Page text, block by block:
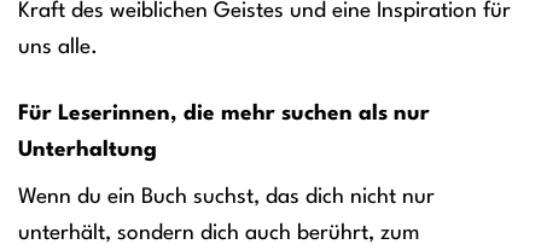
Kraft des weiblichen Geistes und eine Inspiration für
uns alle.
Für Leserinnen, die mehr suchen als nur
Unterhaltung
Wenn du ein Buch suchst, das dich nicht nur
unterhält, sondern dich auch berührt, zum